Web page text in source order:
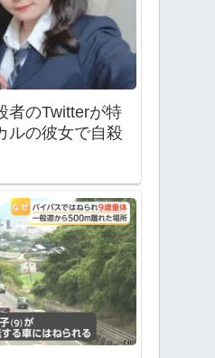
者のTwitterが特
ルの彼女で自殺